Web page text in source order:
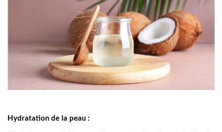
Hydratation de la peau :